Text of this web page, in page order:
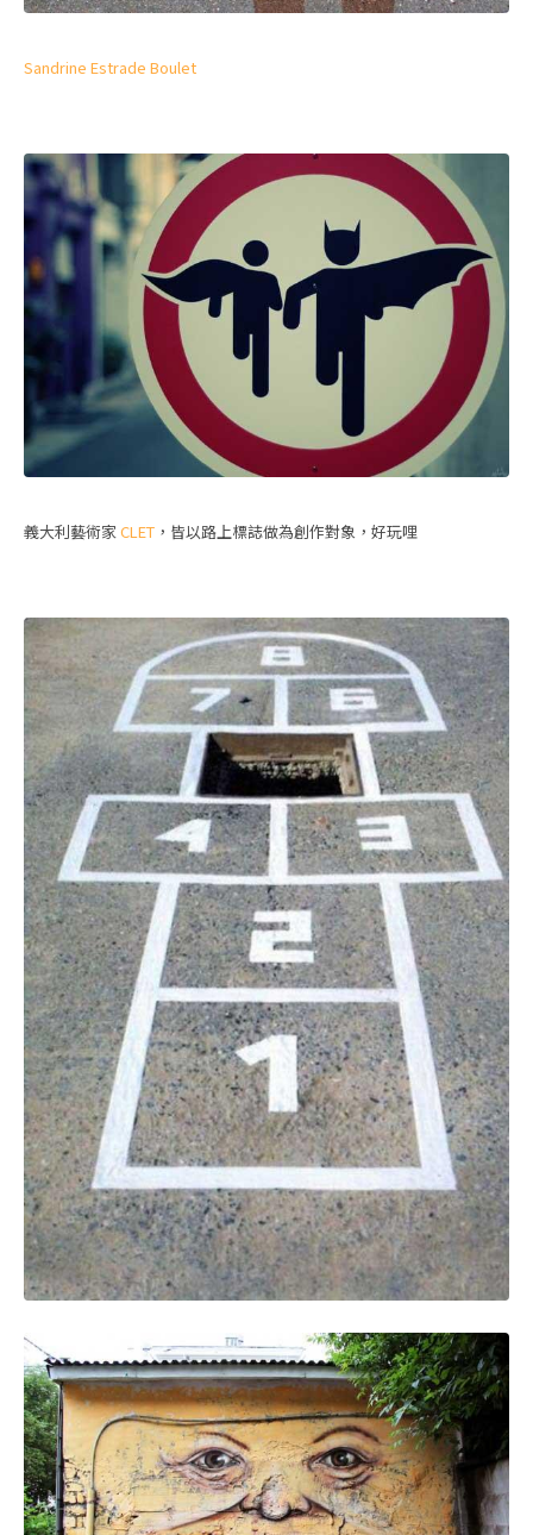
Sandrine Estrade Boulet
義大利藝術家CLET ，皆以路上標誌做為創作對象，好玩哩